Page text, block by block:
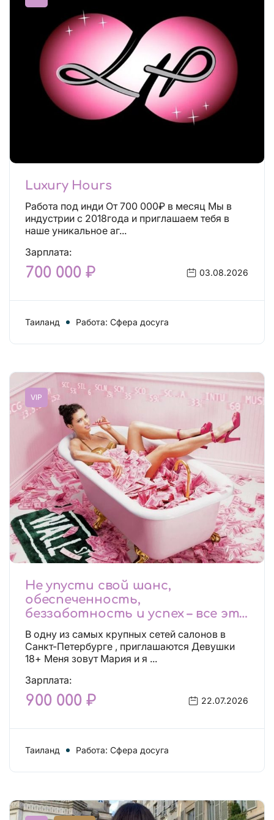
Luxury Hours
Работа под инди От 700 000₽ в месяц Мы в
индустрии с 2018года и приглашаем тебя в
наше уникальное аг...
Зарплата:
700 000 ₽ 03.08.2026
Таиланд Работа: Сфера досуга
VIP
Не упусти свой шанс,
обеспеченность,
беззаботность и успех – все это
будет уже завтра, поспеши!
Лучшие условия!
В одну из самых крупных сетей салонов в
Санкт-Петербурге , приглашаются Девушки
18+ Меня зовут Мария и я ...
Зарплата:
900 000 ₽ 22.07.2026
Таиланд Работа: Сфера досуга